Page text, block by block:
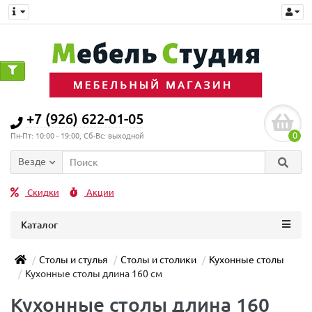
+7 (926) 622-01-05
Пн-Пт: 10:00 - 19:00, Сб-Вс: выходной 0
Везде
Скидки Акции
Каталог
Столы и стулья Столы и столики
Кухонные столы
Кухонные столы длина 160 см
Кухонные столы длина 160